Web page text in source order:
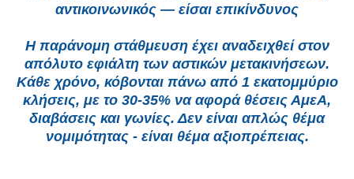
αντικοινωνικός — είσαι επικίνδυνος
Η παράνομη στάθμευση έχει αναδειχθεί στον
απόλυτο εφιάλτη των αστικών μετακινήσεων.
Κάθε χρόνο, κόβονται πάνω από 1 εκατομμύριο
κλήσεις, με το 30-35% να αφορά θέσεις ΑμεΑ,
διαβάσεις και γωνίες. Δεν είναι απλώς θέμα
νομιμότητας - είναι θέμα αξιοπρέπειας.